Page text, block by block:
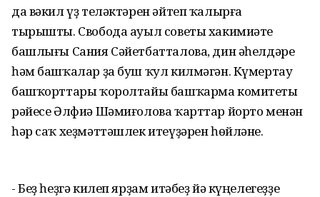
да вәкил үҙ теләктәрен әйтеп ҡалырға
тырышты. Свобода ауыл советы хакимиәте
башлығы Сания Сәйетбатталова, дин әһелдәре
һәм башҡалар ҙа буш ҡул килмәгән. Күмертау
башҡорттары ҡоролтайы башҡарма комитеты
рәйесе Әлфиә Шәмиғолова ҡарттар йорто менән
һәр саҡ хеҙмәттәшлек итеүҙәрен һөйләне.
- Беҙ һеҙгә килеп ярҙам итәбеҙ йә күңелегеҙҙе